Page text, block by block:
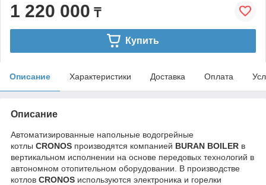
1 220 000 ₸
Купить
Описание Характеристики Доставка Оплата
Описание
Автоматизированные напольные водогрейные
котлы CRONOS производятся компанией BURAN BOILER в
вертикальном исполнении на основе передовых технологий в
автономном отопительном оборудовании. В производстве
котлов CRONOS используются электроника и горелки